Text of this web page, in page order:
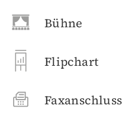
Bühne
Flipchart
Faxanschluss